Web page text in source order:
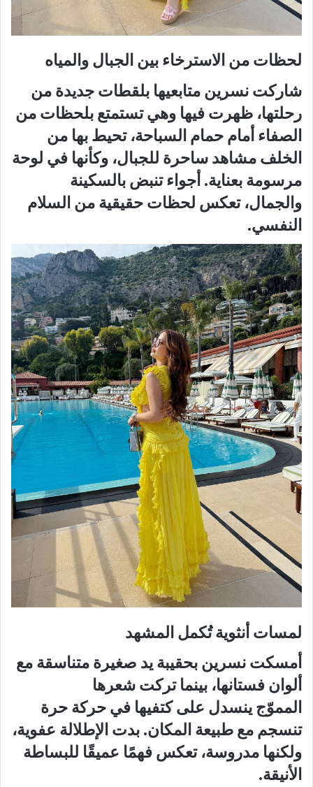
لحظات من الاسترخاء بين الجبال والمياه
شاركت نسرين متابعيها بلقطات جديدة من
رحلتها، ظهرت فيها وهي تستمتع بلحظات من
الصفاء أمامحمام السباحة، تحيط بها من
الخلف مشاهد ساحرة للجبال، وكأنها في لوحة
مرسومة بعناية. أجواء تنبض بالسكينة
والجمال، تعكس لحظات حقيقية من السلام
النفسي.
لمسات أنثوية تُكمل المشهد
أمسكت نسرينبحقيبة يد صغيرةمتناسقة مع
ألوان فستانها، بينما تركتشعرها
المموّجينسدل على كتفيها في حركة حرة
تنسجم مع طبيعة المكان. بدت الإطلالة عفوية،
ولكنها مدروسة، تعكس فهمًا عميقًا للبساطة
الأنيقة.